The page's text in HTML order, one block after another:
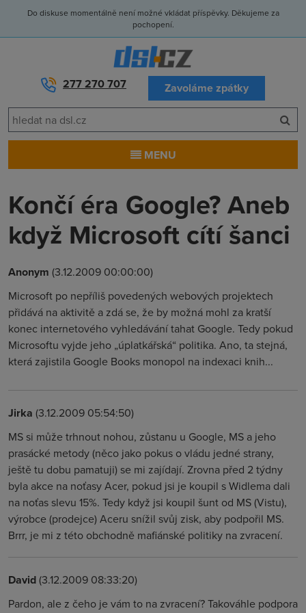
Do diskuse momentálně není možné vkládat příspěvky. Děkujeme za
pochopení.
277 270 707 Zavoláme zpátky
MENU
Končí éra Google? Aneb
když Microsoft cítí šanci
Anonym (3.12.2009 00:00:00)
Microsoft po nepříliš povedených webových projektech
přidává na aktivitě a zdá se, že by možná mohl za kratší
konec internetového vyhledávání tahat Google. Tedy pokud
Microsoftu vyjde jeho „úplatkářská“ politika. Ano, ta stejná,
která zajistila Google Books monopol na indexaci knih...
Jirka (3.12.2009 05:54:50)
MS si může trhnout nohou, zůstanu u Google, MS a jeho
prasácké metody (něco jako pokus o vládu jedné strany,
ještě tu dobu pamatuji) se mi zajídají. Zrovna před 2 týdny
byla akce na noťasy Acer, pokud jsi je koupil s Widlema dali
na noťas slevu 15%. Tedy když jsi koupil šunt od MS (Vistu),
výrobce (prodejce) Aceru snížil svůj zisk, aby podpořil MS.
Brrr, je mi z této obchodně mafiánské politiky na zvracení.
David(3.12.2009 08:33:20)
Pardon, ale z čeho je vám to na zvracení? Takováhle podpora